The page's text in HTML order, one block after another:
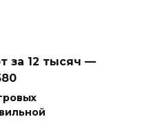
за 12 тысяч —